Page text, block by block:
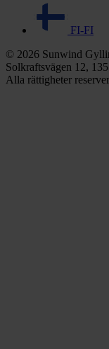
FI-FI
© 2026 Sunwind
Solkraftsvägen 12,
Alla rättigheter